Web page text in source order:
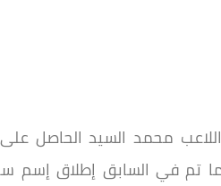
محمد السيد الحاصل على
تم في السابق إطلاق إسم